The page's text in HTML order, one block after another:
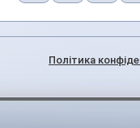
Політика